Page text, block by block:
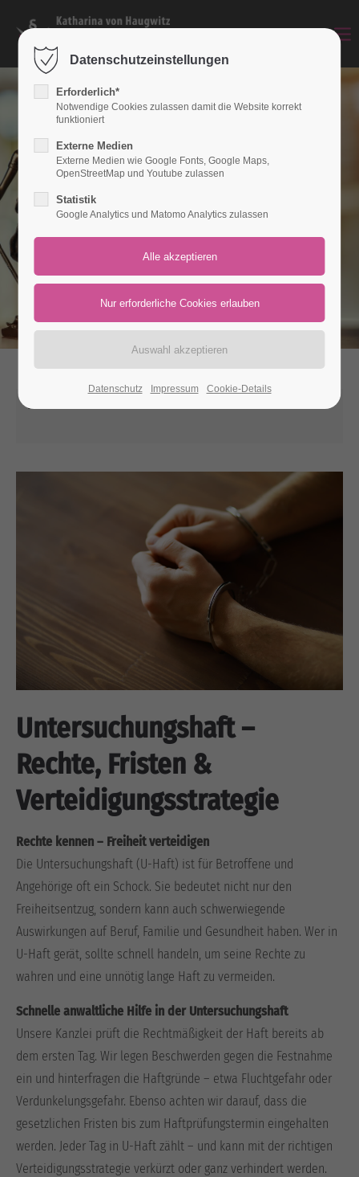
Login
Benutzername
Passwort
Anmelden
Support
Lorem ipsum dolor sit amet:
24h
376-293 City Road, Suite 600
San Francisco, CA 94102
Have any questions?
+44 1234 567 890
Drop us a line
info@yourdomain.com
About us
elit.
Aenean commodo ligula eget dolor. Aenean massa. Cum
sociis natoque penatibus et magnis dis parturient
montes, nascetur ridiculus mus. Donec quam felis,
ultricies nec.
Untersuchungshaft –
Rechte, Fristen &
Verteidigungsstrategie
Rechte kennen – Freiheit verteidigen
Die Untersuchungshaft (U-Haft) ist für Betroffene und
Angehörige oft ein Schock. Sie bedeutet nicht nur den
Freiheitsentzug, sondern kann auch schwerwiegende
Auswirkungen auf Beruf, Familie und Gesundheit haben. Wer in
U-Haft gerät, sollte schnell handeln, um seine Rechte zu
wahren und eine unnötig lange Haft zu vermeiden.
Schnelle anwaltliche Hilfe in der Untersuchungshaft
Unsere Kanzlei prüft die Rechtmäßigkeit der Haft bereits ab
dem ersten Tag. Wir legen Beschwerden gegen die Festnahme
ein und hinterfragen die Haftgründe – etwa Fluchtgefahr oder
Verdunkelungsgefahr. Ebenso achten wir darauf, dass die
gesetzlichen Fristen bis zum Haftprüfungstermin eingehalten
werden. Jeder Tag in U-Haft zählt – und kann mit der richtigen
Verteidigungsstrategie verkürzt oder ganz verhindert werden.
Datenschutzeinstellungen
Erforderlich*
Notwendige Cookies zulassen damit die Website korrekt
funktioniert
Externe Medien
Externe Medien wie Google Fonts, Google Maps,
OpenStreetMap und Youtube zulassen
Statistik
Google Analytics und Matomo Analytics zulassen
Datenschutz Impressum Cookie-Details